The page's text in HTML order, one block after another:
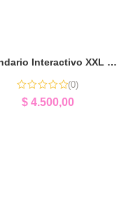
Calendario Interactivo XXL | Herramienta Pedagógica para Aula
(0)
$4.500,00